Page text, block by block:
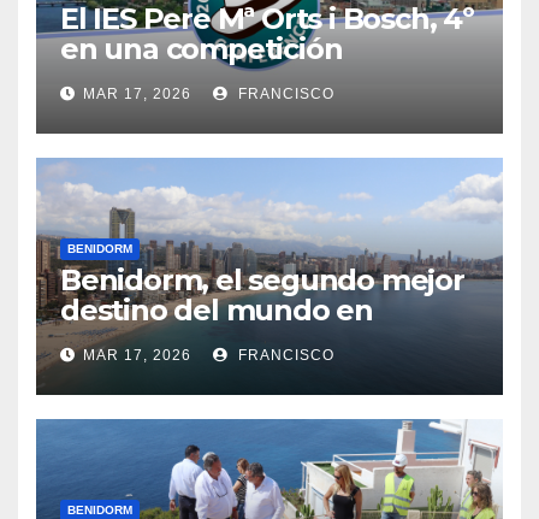
El IES Pere Mª Orts i Bosch, 4º
en una competición
internacional sobre
investigación de delitos
cibernéticos
MAR 17, 2026 FRANCISCO
BENIDORM
Benidorm, el segundo mejor
destino del mundo en
recuperarse de la pandemia
MAR 17, 2026 FRANCISCO
BENIDORM